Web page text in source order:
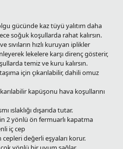
gücünde kaz tüyü yalıtım daha
soğuk koşullarda rahat kalırsın.
sıvıların hızlı kuruyan iplikler
lekelere karşı direnç gösterir,
temiz ve kuru kalırsın.
için çıkarılabilir, dahili omuz
kapüşonu hava koşullarını
ıslaklığı dışarıda tutar.
2 yönlü ön fermuarlı kapatma
iç cep
cepleri değerli eşyaları korur.